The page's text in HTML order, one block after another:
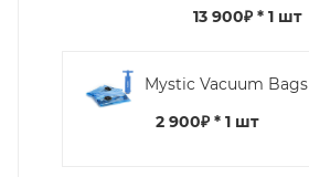
13 900₽ * 1 шт
Mystic Vacuum Bags
2 900₽ * 1 шт